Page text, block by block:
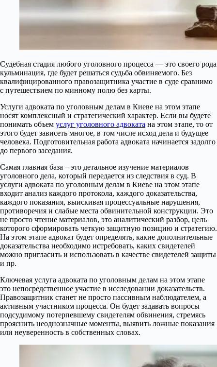
Судебная стадия любого уголовного процесса — это своего рода
кульминация, где будет решаться судьба обвиняемого. Без
квалифицированного правозащитника участие в суде сравнимо
с путешествием по минному полю без карты.
Услуги адвоката по уголовным делам в Киеве на этом этапе
носят комплексный и стратегический характер. Если вы будете
понимать объем услуг уголовного адвоката на этом этапе, то от
этого будет зависеть многое, в том числе исход дела и будущее
человека. Подготовительная работа адвоката начинается задолго
до первого заседания.
Самая главная база – это детальное изучение материалов
уголовного дела, который передается из следствия в суд. В
услуги адвоката по уголовным делам в Киеве на этом этапе
входит анализ каждого протокола, каждого доказательства,
каждого показания, выискивая процессуальные нарушения,
противоречия и слабые места обвинительной конструкции. Это
не просто чтение материалов, это аналитический разбор, цель
которого сформировать четкую защитную позицию и стратегию.
На этом этапе адвокат будет определять, какие дополнительные
доказательства необходимо истребовать, каких свидетелей
можно пригласить и использовать в качестве свидетелей защиты
и пр.
Ключевая услуга адвоката по уголовным делам на этом этапе
это непосредственное участие в исследовании доказательств.
Правозащитник станет не просто пассивным наблюдателем, а
активным участником процесса. Он будет задавать вопросы
подсудимому потерпевшему свидетелям обвинения, стремясь
прояснить неоднозначные моменты, выявить ложные показания
или неуверенность в собственных словах.